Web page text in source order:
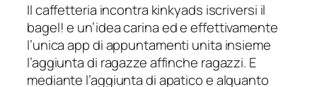
Il caffetteria incontra kinkyads iscriversi il
bagel!e un’idea carina ed e effettivamente
l’unica app di appuntamenti unita insieme
l’aggiunta di ragazze affinche ragazzi. E
mediante l’aggiunta di apatico e alquanto